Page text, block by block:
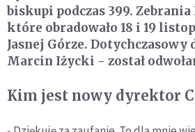
biskupi podczas 399. Zebrania
które obradowało 18 i 19
Jasnej Górze.
Marcin Iżycki - został
Kim jest nowy dyrektor